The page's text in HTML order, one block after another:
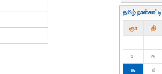
தமிழ் நாள்காட்டி
ஞா தி்
௨
௩
௯
௰